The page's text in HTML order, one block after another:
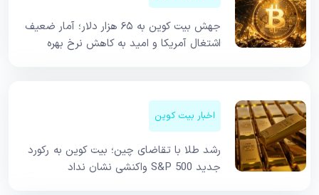
جهش بیت کوین به ۶۵ هزار دلار؛ آمار ضعیف
اشتغال آمریکا و امید به کاهش نرخ بهره
اخبار بیت کوین
رشد طلا با تقاضای چین؛ بیت کوین به رکورد
جدید S&P 500 واکنشی نشان نداد